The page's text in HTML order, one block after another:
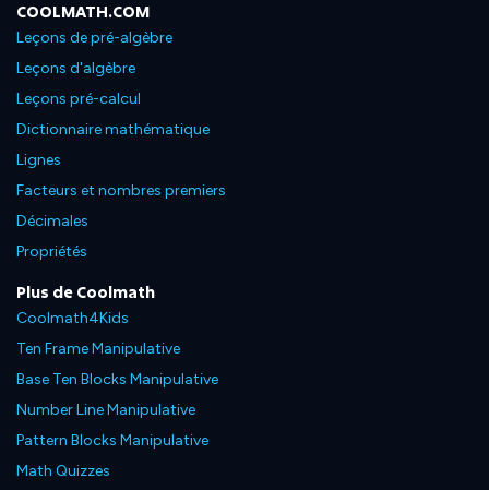
COOLMATH.COM
Leçons de pré-algèbre
Leçons d'algèbre
Leçons pré-calcul
Dictionnaire mathématique
Lignes
Facteurs et nombres premiers
Décimales
Propriétés
Plus de Coolmath
Coolmath4Kids
Ten Frame Manipulative
Base Ten Blocks Manipulative
Number Line Manipulative
Pattern Blocks Manipulative
Math Quizzes